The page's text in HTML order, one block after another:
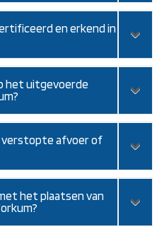
en erkend in
het uitgevoerde
verstopte afvoer of
het plaatsen van